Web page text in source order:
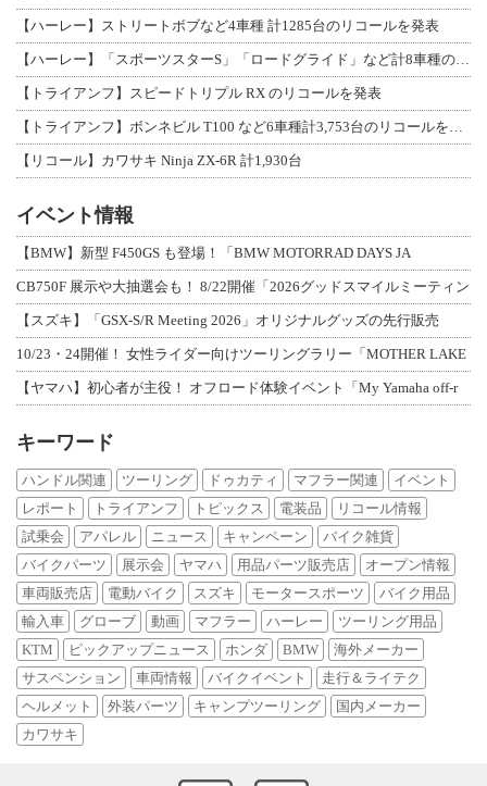
【ハーレー】ストリートボブなど4車種 計1285台のリコールを発表
【トライアンフ】スピードトリプル RX のリコールを発表
【リコール】カワサキ Ninja ZX-6R 計1,930台
イベント情報
【BMW】新型 F450GS も登場！「BMW MOTORRAD DAYS JA
CB750F 展示や大抽選会も！ 8/22開催「2026グッドスマイルミーティン
【スズキ】「GSX-S/R Meeting 2026」オリジナルグッズの先行販売
10/23・24開催！ 女性ライダー向けツーリングラリー「MOTHER LAKE
【ヤマハ】初心者が主役！ オフロード体験イベント「My Yamaha off-r
キーワード
ハンドル関連 ツーリング ドゥカティ マフラー関連
イベント
レポート
トライアンフ トピックス 電装品
リコール情報
試乗会
アパレル ニュース キャンペーン
バイク雑貨
バイクパーツ
展示会 ヤマハ 用品パーツ販売店
オープン情報
車両販売店
電動バイク スズキ モータースポーツ
バイク用品
輸入車
グローブ 動画 マフラー ハーレー
ツーリング用品
KTM
ピックアップニュース ホンダ BMW
海外メーカー
サスペンション
車両情報 バイクイベント
走行＆ライテク
ヘルメット
外装パーツ キャンプツーリング
国内メーカー
カワサキ